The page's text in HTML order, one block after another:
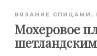
ВЯЗАНИЕ СПИЦАМИ ,
Мохеровое